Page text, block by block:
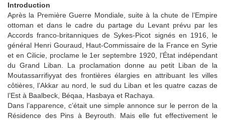
Introduction
Après la Première Guerre Mondiale, suite à la chute de l’Empire
ottoman et dans le cadre du partage du Levant prévu par les
Accords franco-britanniques de Sykes-Picot signés en 1916, le
général Henri Gouraud, Haut-Commissaire de la France en Syrie
et en Cilicie, proclame le 1er septembre 1920, l’État indépendant
du Grand Liban. La proclamation donne au petit Liban de la
Moutassarrifiyyat des frontières élargies en attribuant les villes
côtières, l’Akkar au nord, le sud du Liban et les quatre cazas de
l’Est à Baalbeck, Béqaa, Hasbaya et Rachaya.
Dans l’apparence, c’était une simple annonce sur le perron de la
Résidence des Pins à Beyrouth. Mais elle fut effectivement le